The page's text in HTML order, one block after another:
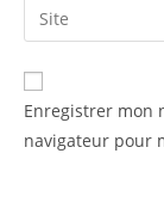
Enregistrer mon
navigateur pour